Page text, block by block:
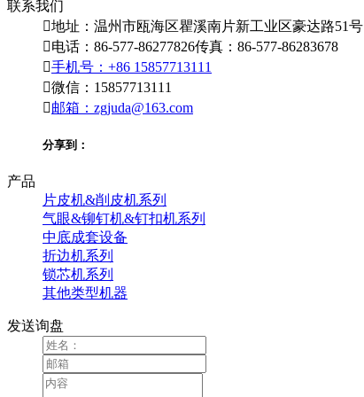
联系我们
地址：温州市瓯海区瞿溪南片新工业区豪达路51号
电话：86-577-86277826传真：86-577-86283678
手机号：+86 15857713111
微信：15857713111
邮箱：zgjuda@163.com
分享到：
产品
片皮机&削皮机系列
气眼&铆钉机&钉扣机系列
中底成套设备
折边机系列
锁芯机系列
其他类型机器
发送询盘